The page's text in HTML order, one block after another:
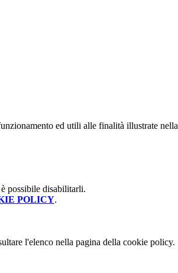
ed utili alle finalità illustrate nella
possibile disabilitarli.
POLICY.
l'elenco nella pagina della cookie policy.